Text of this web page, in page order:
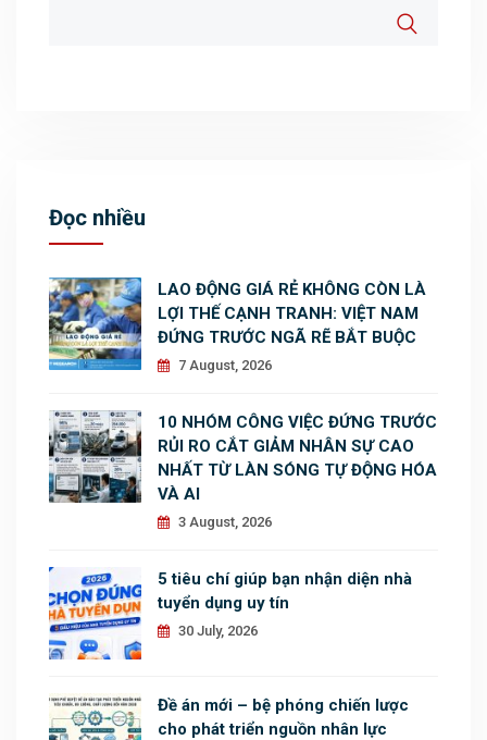
Đọc nhiều
LAO ĐỘNG GIÁ RẺ KHÔNG CÒN LÀ
LỢI THẾ CẠNH TRANH: VIỆT NAM
ĐỨNG TRƯỚC NGÃ RẼ BẮT BUỘC
7 August, 2026
10 NHÓM CÔNG VIỆC ĐỨNG TRƯỚC
RỦI RO CẮT GIẢM NHÂN SỰ CAO
NHẤT TỪ LÀN SÓNG TỰ ĐỘNG HÓA
VÀ AI
3 August, 2026
5 tiêu chí giúp bạn nhận diện nhà
tuyển dụng uy tín
30 July, 2026
Đề án mới – bệ phóng chiến lược
cho phát triển nguồn nhân lực